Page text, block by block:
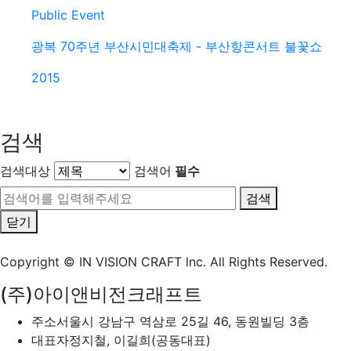
Public Event
광복 70주년 부산시민대축제 - 부산항콘서트 불꽃쇼
2015
검색
검색대상 검색어 필수
검색
닫기
Copyright © IN VISION CRAFT lnc. All Rights Reserved.
(주)아이앤비전크래프트
주소서울시 강남구 역삼로 25길 46, 동원빌딩 3층
대표자정지철, 이길희(공동대표)